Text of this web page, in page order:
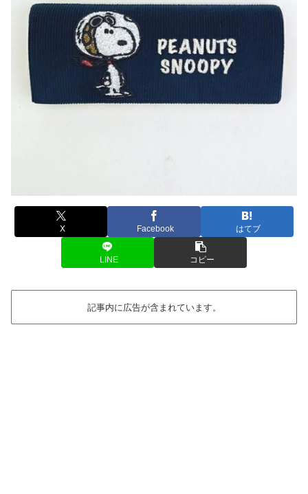
X Facebook はてブ
LINE コピー
記事内に広告が含まれています。